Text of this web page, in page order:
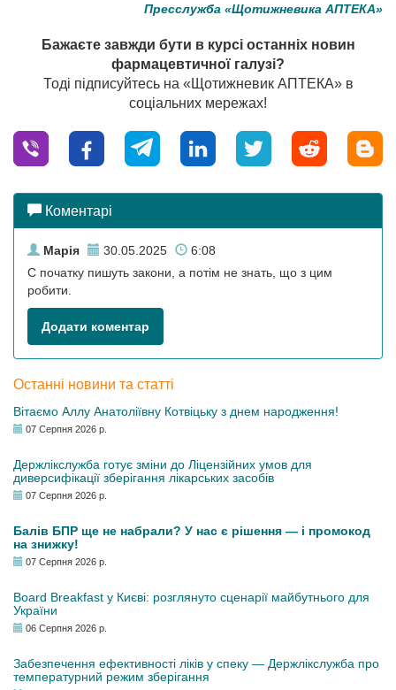
Пресслужба «Щотижневика АПТЕКА»
Бажаєте завжди бути в курсі останніх новин
фармацевтичної галузі?
Тоді підписуйтесь на «Щотижневик АПТЕКА» в
соціальних мережах!
Коментарі
Марія 30.05.2025
6:08
С початку пишуть закони, а потім не знать, що з цим
робити.
Додати коментар
Останні новини та статті
Вітаємо Аллу Анатоліївну Котвіцьку з днем народження!
07 Серпня 2026 р.
Держлікслужба готує зміни до Ліцензійних умов для
диверсифікації зберігання лікарських засобів
07 Серпня 2026 р.
Балів БПР ще не набрали? У нас є рішення — і промокод
на знижку!
07 Серпня 2026 р.
Board Breakfast у Києві: розглянуто сценарії майбутнього для
України
06 Серпня 2026 р.
Забезпечення ефективності ліків у спеку — Держлікслужба про
температурний режим зберігання